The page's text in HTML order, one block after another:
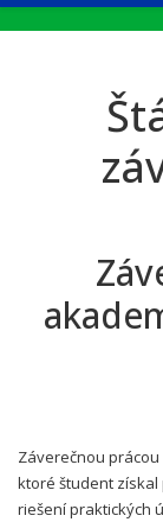
Záverečnou
ktoré študent získal
riešení praktických